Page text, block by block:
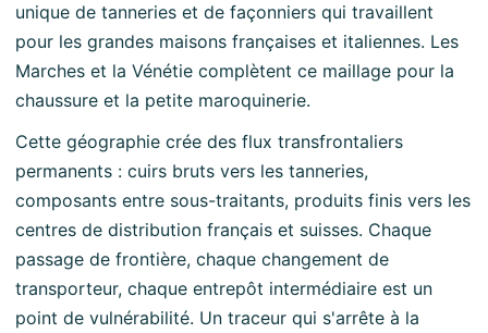
unique de tanneries et de façonniers qui travaillent
pour les grandes maisons françaises et italiennes. Les
Marches et la Vénétie complètent ce maillage pour la
chaussure et la petite maroquinerie.
Cette géographie crée des flux transfrontaliers
permanents : cuirs bruts vers les tanneries,
composants entre sous-traitants, produits finis vers les
centres de distribution français et suisses. Chaque
passage de frontière, chaque changement de
transporteur, chaque entrepôt intermédiaire est un
point de vulnérabilité. Un traceur qui s'arrête à la